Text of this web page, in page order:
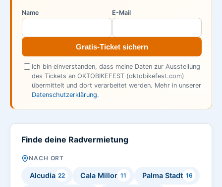
Name E-Mail
Gratis-Ticket sichern
Ich bin einverstanden, dass meine Daten zur Ausstellung
des Tickets an OKTOBIKEFEST (oktobikefest.com)
übermittelt und dort verarbeitet werden. Mehr in unserer
Datenschutzerklärung.
Finde deine Radvermietung
NACH ORT
Alcudia 22 Cala Millor 11 Palma Stadt 16